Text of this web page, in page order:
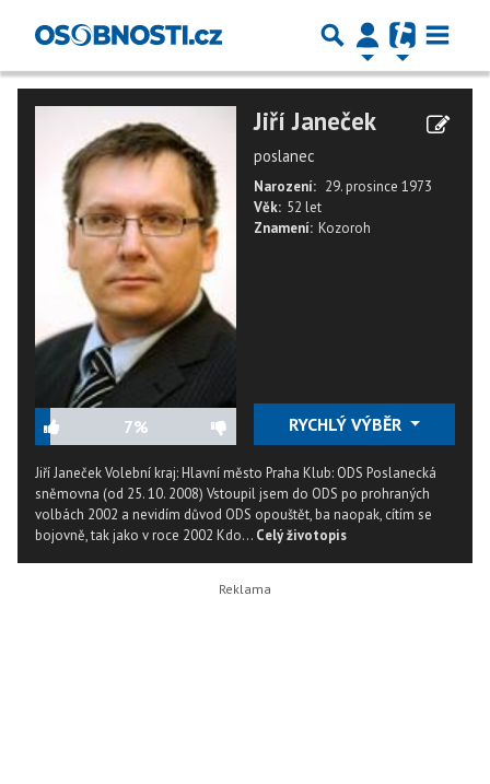
7%
Jiří Janeček
poslanec
Narození: 29. prosince 1973
Věk: 52 let
Znamení: Kozoroh
RYCHLÝ VÝBĚR
Jiří Janeček Volební kraj: Hlavní město Praha Klub: ODS Poslanecká
sněmovna (od 25. 10. 2008) Vstoupil jsem do ODS po prohraných
volbách 2002 a nevidím důvod ODS opouštět, ba naopak, cítím se
bojovně, tak jako v roce 2002 Kdo... Celý životopis